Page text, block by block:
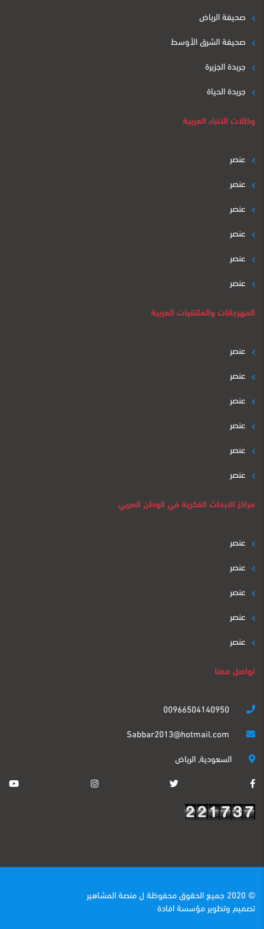
صحيفة الرياض
صحيفة الشرق الأوسط
جريدة الجزيرة
جريدة الحياة
وكالات الانباء العربية
عنصر
عنصر
عنصر
عنصر
عنصر
عنصر
المهرجانات والملتقيات العربية
عنصر
عنصر
عنصر
عنصر
عنصر
عنصر
مراكز الابحاث الفكرية في الوطن العربي
عنصر
عنصر
عنصر
عنصر
عنصر
تواصل معنا
السعودية, الرياض
© 2020 جميع الحقوق محفوظة ل
منصة المشاهير
تصميم وتطوير مؤسسة افادة